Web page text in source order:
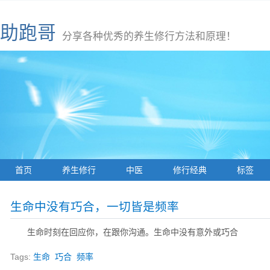
助跑哥 分享各种优秀的养生修行方法和原理！
首页 养生修行 中医 修行经典 标签
生命中没有巧合，一切皆是频率
生命时刻在回应你，在跟你沟通。生命中没有意外或巧合
Tags: 生命 巧合 频率